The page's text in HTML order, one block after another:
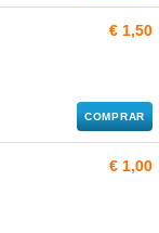
€ 1,50
COMPRAR
€ 1,00